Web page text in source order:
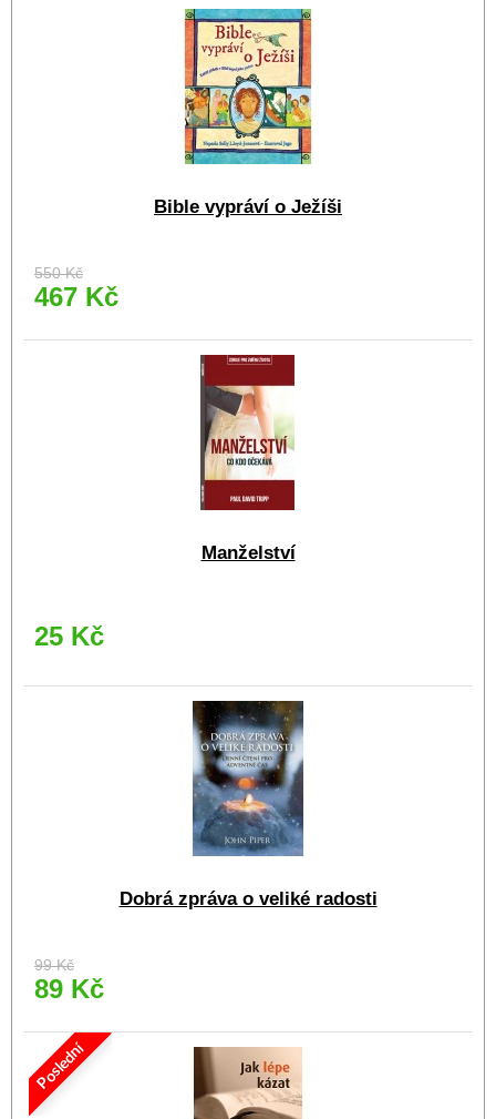
Bible vypráví o Ježíši
550 Kč
467 Kč
Manželství
25 Kč
Dobrá zpráva o veliké radosti
99 Kč
89 Kč
Poslední